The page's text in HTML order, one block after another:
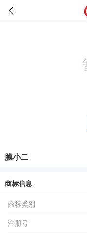
膜小二
商标信息
商标类别
注册号